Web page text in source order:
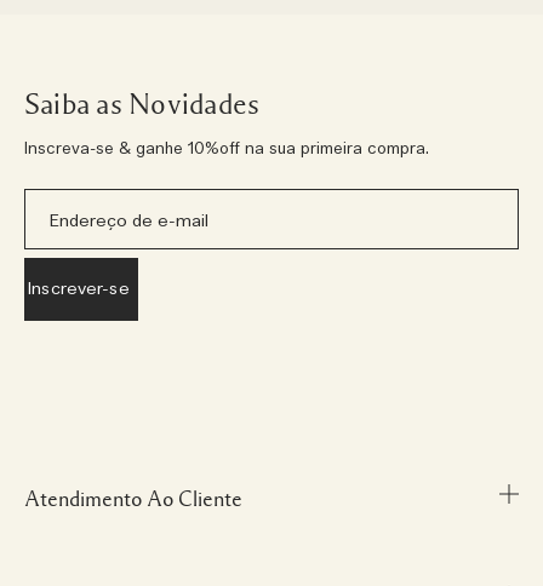
Saiba as Novidades
Inscreva-se & ganhe 10%off na sua primeira compra.
Atendimento Ao Cliente